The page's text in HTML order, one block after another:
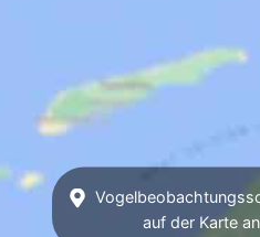
auf der Karte